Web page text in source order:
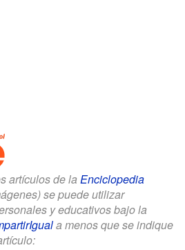
artículos de la Enciclopedia
se puede utilizar
y educativos bajo la
a menos que se indique